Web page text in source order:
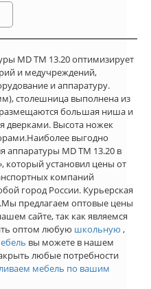
MD ТМ 13.20 оптимизирует
и медучреждений,
и аппаратуру.
столешница выполнена из
большая ниша и
дверками. Высота ножек
выгодно
аппаратуры MD ТМ 13.20 в
который установил цены от
компаний
город России. Курьерская
предлагаем оптовые цены
сайте, так как являемся
оптом любую школьную ,
вы можете в нашем
любые потребности
мебель по вашим